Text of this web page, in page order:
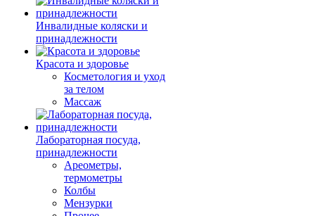
Инвалидные коляски и
принадлежности
Красота и здоровье
Косметология и уход
за телом
Массаж
Лабораторная посуда,
принадлежности
Ареометры,
термометры
Колбы
Мензурки